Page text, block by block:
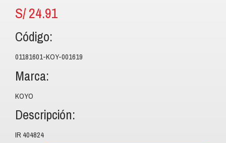
S/24.91
Código:
01181601-KOY-001619
Marca:
KOYO
Descripción:
IR 404824